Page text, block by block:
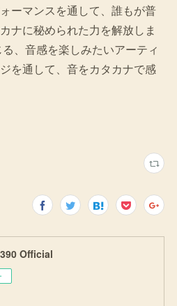
ーマンスを通して、誰もが普
ナに秘められた力を解放しま
、音感を楽しみたいアーティ
を通して、音をカタカナで感
Official